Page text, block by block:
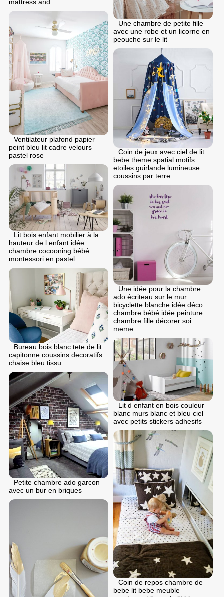
Une chambre de petite fille
avec une robe et un licorne en
peouche sur le lit
Ventilateur plafond papier
peint bleu lit cadre velours
pastel rose
Coin de jeux avec ciel de lit
bebe theme spatial motifs
etoiles guirlande lumineuse
coussins par terre
Lit bois enfant mobilier à la
hauteur de l enfant idée
chambre cocooning bébé
montessori en pastel
Une idée pour la chambre
ado écriteau sur le mur
bicyclette blanche idée déco
chambre bébé idée peinture
chambre fille décorer soi
meme
Bureau bois blanc tete de lit
capitonne coussins decoratifs
chaise bleu tissu
Lit d enfant en bois couleur
blanc murs blanc et bleu ciel
avec petits stickers adhesifs
Petite chambre ado garcon
avec un bur en briques
Coin de repos chambre de
bebe lit bebe meuble